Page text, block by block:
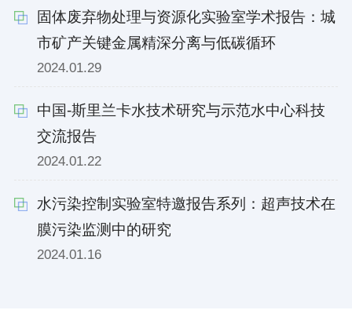
固体废弃物处理与资源化实验室学术报告：城
市矿产关键金属精深分离与低碳循环
2024.01.29
中国-斯里兰卡水技术研究与示范水中心科技
交流报告
2024.01.22
水污染控制实验室特邀报告系列：超声技术在
膜污染监测中的研究
2024.01.16